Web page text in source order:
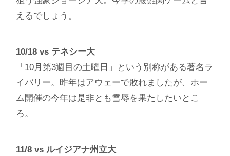
えるでしょう。
10/18 vs テネシー大
「10月第3週目の土曜日」という別称がある著名ラ
イバリー。昨年はアウェーで敗れましたが、ホー
ム開催の今年は是非とも雪辱を果たしたいとこ
ろ。
11/8 vs ルイジアナ州立大